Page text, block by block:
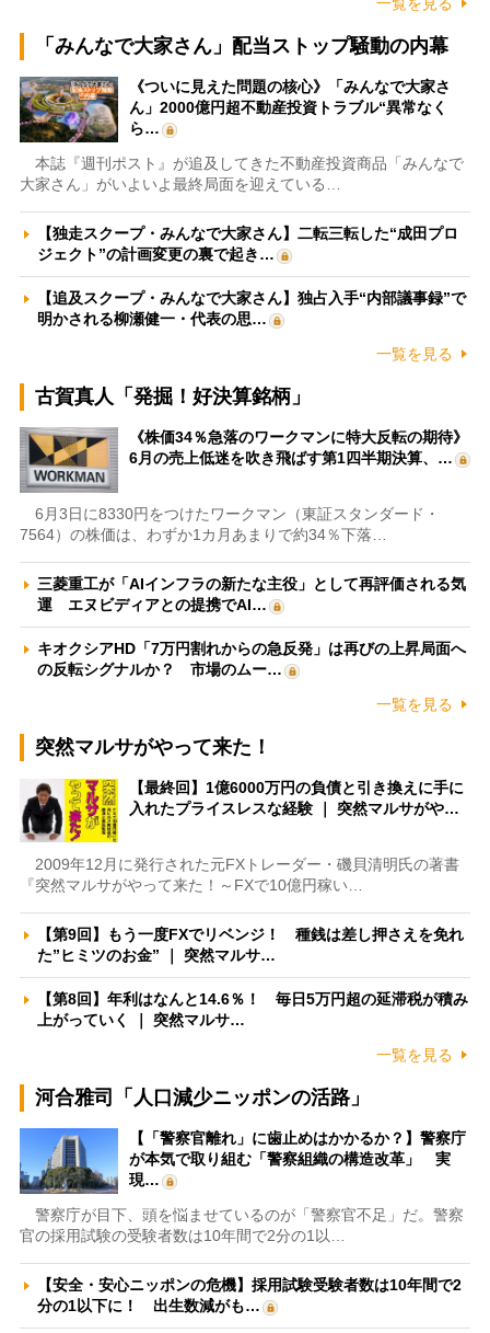
一覧を見る
「みんなで大家さん」配当ストップ騒動の内幕
《ついに見えた問題の核心》「みんなで大家さ
ん」2000億円超不動産投資トラブル“異常なく
ら…
本誌『週刊ポスト』が追及してきた不動産投資商品「みんなで
大家さん」がいよいよ最終局面を迎えている…
【独走スクープ・みんなで大家さん】二転三転した“成田プロ
ジェクト”の計画変更の裏で起き…
【追及スクープ・みんなで大家さん】独占入手“内部議事録”で
明かされる柳瀬健一・代表の思…
一覧を見る
古賀真人「発掘！好決算銘柄」
《株価34％急落のワークマンに特大反転の期待》
6月の売上低迷を吹き飛ばす第1四半期決算、…
6月3日に8330円をつけたワークマン（東証スタンダード・
7564）の株価は、わずか1カ月あまりで約34％下落…
三菱重工が「AIインフラの新たな主役」として再評価される気
運 エヌビディアとの提携でAI…
キオクシアHD「7万円割れからの急反発」は再びの上昇局面へ
の反転シグナルか？ 市場のムー…
一覧を見る
突然マルサがやって来た！
【最終回】1億6000万円の負債と引き換えに手に
入れたプライスレスな経験 ｜ 突然マルサがや…
2009年12月に発行された元FXトレーダー・磯貝清明氏の著書
『突然マルサがやって来た！～FXで10億円稼い…
【第9回】もう一度FXでリベンジ！ 種銭は差し押さえを免れ
た”ヒミツのお金” ｜ 突然マルサ…
【第8回】年利はなんと14.6％！ 毎日5万円超の延滞税が積み
上がっていく ｜ 突然マルサ…
一覧を見る
河合雅司「人口減少ニッポンの活路」
【「警察官離れ」に歯止めはかかるか？】警察庁
が本気で取り組む「警察組織の構造改革」 実
現…
警察庁が目下、頭を悩ませているのが「警察官不足」だ。警察
官の採用試験の受験者数は10年間で2分の1以…
【安全・安心ニッポンの危機】採用試験受験者数は10年間で2
分の1以下に！ 出生数減がも…